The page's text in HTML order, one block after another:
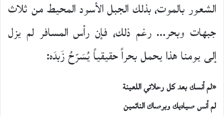
الشعور بالموت، بذلك الجبل الأسود المحيط من ثلاث
جبهات وبحر… رغم ذلك، فإن رأس المسافر لم يزل
إلى يومنا هذا يحمل بحراً حقيقياً يُسَرّحُ زَبدَه:
«لم أنسك بعد كل رحلاتي اللعينة
لم أنس صياديك وبرصاك النائمين